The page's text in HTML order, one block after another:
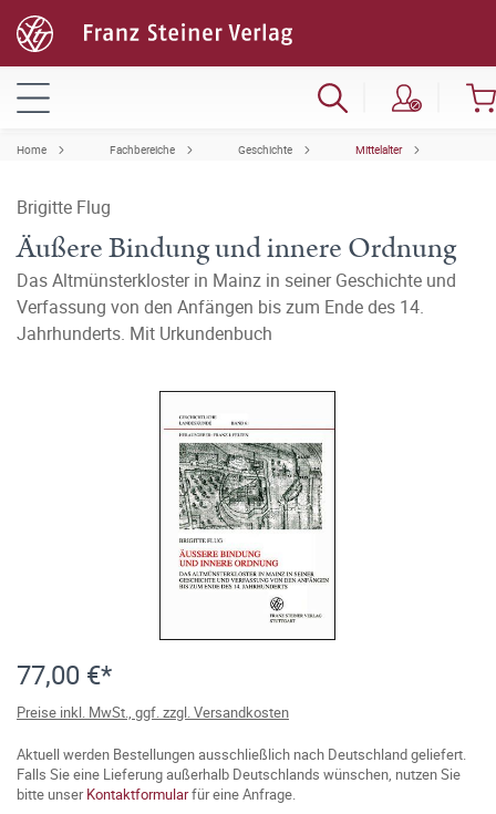
Home Fachbereiche Geschichte Mittelalter
Brigitte Flug
Äußere Bindung und innere Ordnung
Das Altmünsterkloster in Mainz in seiner Geschichte und
Verfassung von den Anfängen bis zum Ende des 14.
Jahrhunderts. Mit Urkundenbuch
77,00 €*
Preise inkl. MwSt., ggf. zzgl. Versandkosten
Aktuell werden Bestellungen ausschließlich nach Deutschland geliefert.
Falls Sie eine Lieferung außerhalb Deutschlands wünschen, nutzen Sie
bitte unserKontaktformularfür eine Anfrage.